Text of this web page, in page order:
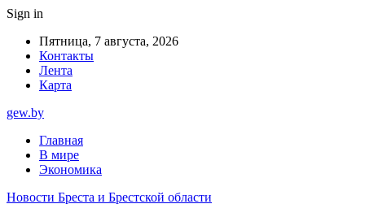
Sign in
Пятница, 7 августа, 2026
Контакты
Лента
Карта
gew.by
Главная
В мире
Экономика
Новости Бреста и Брестской области